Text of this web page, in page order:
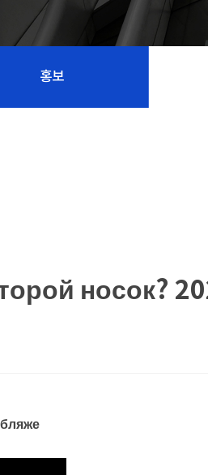
홍보
носок?